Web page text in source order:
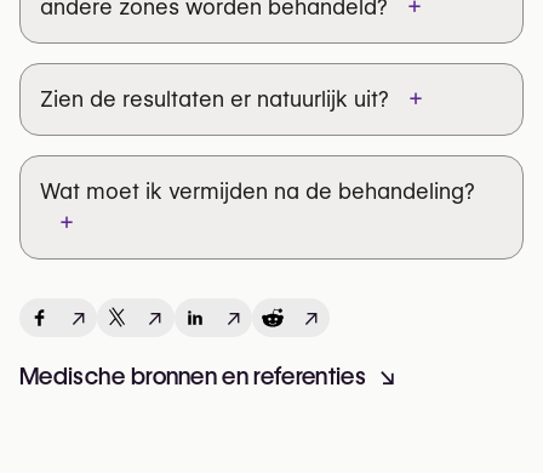
andere zones worden behandeld?
+
Zien de resultaten er natuurlijk uit? +
Wat moet ik vermijden na de behandeling?
+
↗ ↗ ↗ ↗
Medische bronnen en referenties ↘